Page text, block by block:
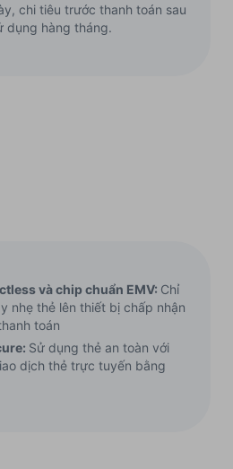
chi tiêu trước thanh toán sau
dụng hàng tháng.
và chip chuẩn EMV: Chỉ
nhẹ thẻ lên thiết bị chấp nhận
toán
Sử dụng thẻ an toàn với
dịch thẻ trực tuyến bằng